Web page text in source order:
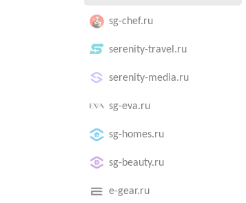
sg-chef.ru
serenity-travel.ru
serenity-media.ru
sg-eva.ru
sg-homes.ru
sg-beauty.ru
e-gear.ru